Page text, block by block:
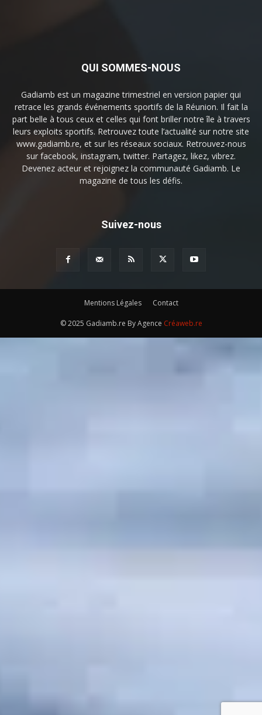
QUI SOMMES-NOUS
Gadiamb est un magazine trimestriel en version papier qui
retrace les grands événements sportifs de la Réunion. Il fait la
part belle à tous ceux et celles qui font briller notre île à travers
leurs exploits sportifs. Retrouvez toute l’actualité sur notre site
www.gadiamb.re, et sur les réseaux sociaux. Retrouvez-nous
sur facebook, instagram, twitter. Partagez, likez, vibrez.
Devenez acteur et rejoignez la communauté Gadiamb. Le
magazine de tous les défis.
Suivez-nous
Mentions Légales Contact
© 2025 Gadiamb.re By Agence Créaweb.re